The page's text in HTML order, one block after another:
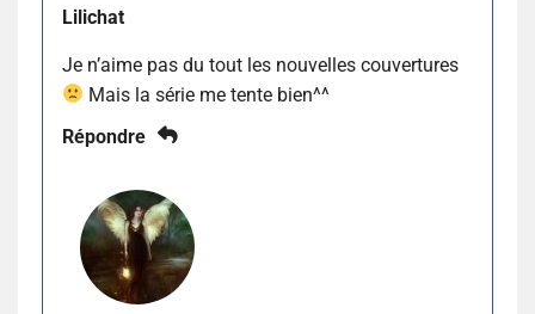
Lilichat
Je n’aime pas du tout les nouvelles couvertures
Mais la série me tente bien^^
Répondre